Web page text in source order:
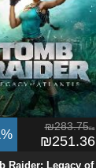
₪283.75ils
₪251.36
Raider: Legacy of